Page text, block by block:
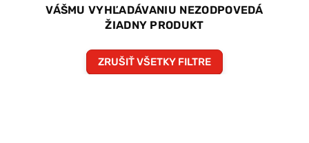
VÁŠMU VYHĽADÁVANIU NEZODPOVEDÁ
ŽIADNY PRODUKT
ZRUŠIŤ VŠETKY FILTRE